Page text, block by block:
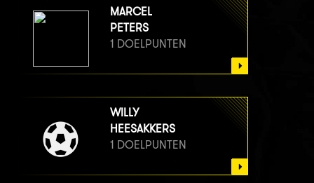
MARCEL
PETERS
1 DOELPUNTEN
WILLY
HEESAKKERS
1 DOELPUNTEN